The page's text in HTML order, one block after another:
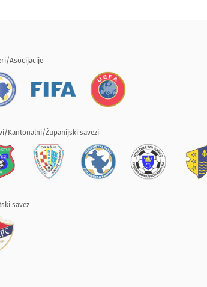
Asocijacije
Kantonalni/Županijski savezi
savez